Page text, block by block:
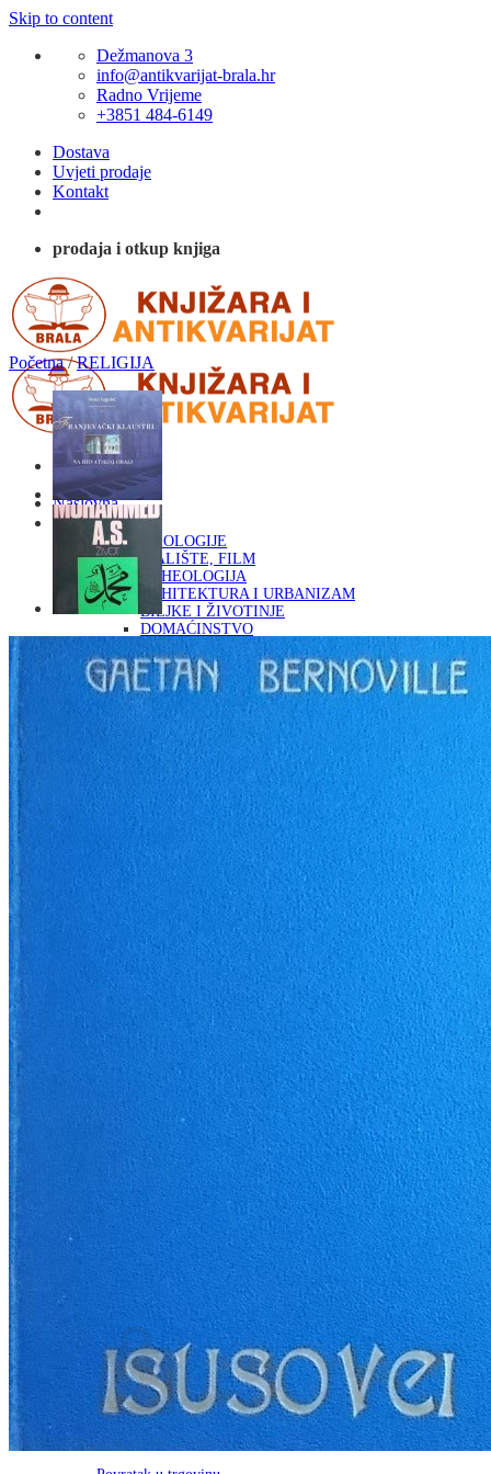
Skip to content
Dežmanova 3
info@antikvarijat-brala.hr
Radno Vrijeme
+3851 484-6149
Dostava
Uvjeti prodaje
Kontakt
prodaja i otkup knjiga
Naslovna
KNJIGE
OD ARHEOLOGIJE
DO KAZALIŠTE, FILM
ARHEOLOGIJA
ARHITEKTURA I URBANIZAM
BILJKE I ŽIVOTINJE
DOMAĆINSTVO
ENCIKLOPEDIJE I LEKSIKONI
ETNOLOGIJA
FILOZOFIJA, SOCIOLOGIJA, ANTROPOLOGIJA
FOTOGRAFIJA
GLAZBENA UMJETNOST
KAZALIŠTE, FILM
OD KNJIŽEVNOST
DO RELIGIJA
KNJIŽEVNOST
LIKOVNA UMJETNOST
LJEKOVITO BILJE I ZDRAVLJE
MITOLOGIJA
POVIJEST I PUBLICISTIKA
PRIRODNE ZNANOSTI
PSIHOLOGIJA, POPULARNA PSIHOLOGIJA,
ALTERNATIVA
RAZNO
RELIGIJA
OD RJEČNIKA
DO ZEMLJOVIDA
RJEČNICI, GRAMATIKE, PRAVOPISI…
SPORT
STRIPOVI
TEHNIČKE ZNANOSTI
TEORIJA I POVIJEST KNJIŽEVNOSTI
VEDUTE
ZAGREB
ZEMLJOVIDI
Otkup knjiga
Novosti
AKCIJA
Pretraži:
Nema proizvoda u košarici
Početna / RELIGIJA